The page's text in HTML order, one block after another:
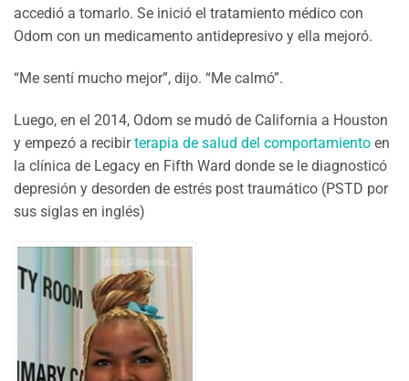
accedió a tomarlo. Se inició el tratamiento médico con
Odom con un medicamento antidepresivo y ella mejoró.
“Me sentí mucho mejor”, dijo. “Me calmó”.
Luego, en el 2014, Odom se mudó de California a Houston
y empezó a recibirterapia de salud del comportamiento en
la clínica de Legacy en Fifth Ward donde se le diagnosticó
depresión y desorden de estrés post traumático (PSTD por
sus siglas en inglés)